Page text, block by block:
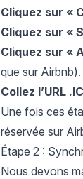
Cliquez sur «
Cliquez sur «
Cliquez sur «
que sur Airbnb).
Collez l’URL
Une fois ces
réservée sur
Étape 2 :
Nous devons